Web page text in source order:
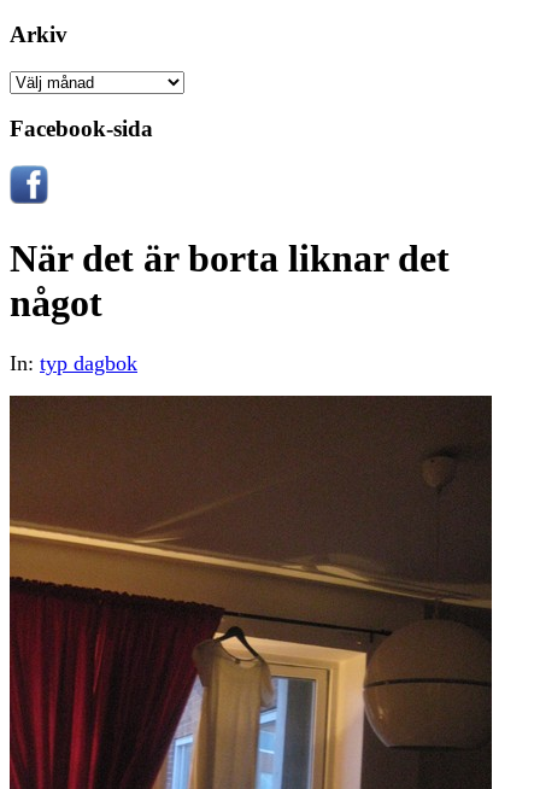
Arkiv
Arkiv
Facebook-sida
När det är borta liknar det
något
In: typ dagbok